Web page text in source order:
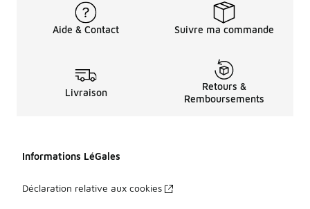
Aide & Contact Suivre ma commande
Livraison
Retours &
Remboursements
Informations LéGales
Déclaration relative aux cookies